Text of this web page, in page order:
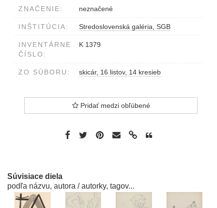
ZNAČENIE: neznačené
INŠTITÚCIA: Stredoslovenská galéria, SGB
INVENTÁRNE
ČÍSLO:
K 1379
ZO SÚBORU: skicár, 16 listov, 14 kresieb
Pridať medzi obľúbené
Súvisiace diela
podľa názvu, autora / autorky, tagov...